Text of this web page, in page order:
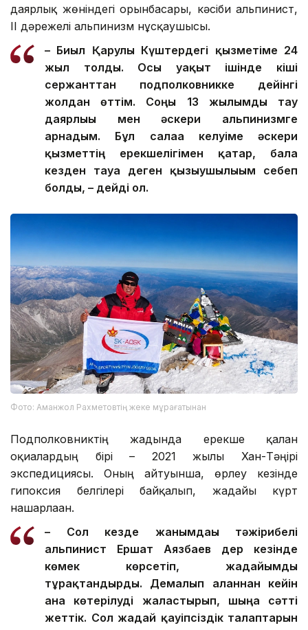
даярлық жөніндегі орынбасары, кәсіби альпинист,
ІІ дәрежелі альпинизм нұсқаушысы.
– Биыл Қарулы Күштердегі қызметіме 24
жыл толды. Осы уақыт ішінде кіші
сержанттан подполковникке дейінгі
жолдан өттім. Соңғы 13 жылымды тау
даярлығы мен әскери альпинизмге
арнадым. Бұл салаға келуіме әскери
қызметтің ерекшелігімен қатар, бала
кезден тауға деген қызығушылығым себеп
болды, – дейді ол.
Фото: Аманжол Рахметовтің жеке мұрағатынан
Подполковниктің жадында ерекше қалған
оқиғалардың бірі – 2021 жылғы Хан-Тәңірі
экспедициясы. Оның айтуынша, өрлеу кезінде
гипоксия белгілері байқалып, жағдайы күрт
нашарлаған.
– Сол кезде жанымдағы тәжірибелі
альпинист Ершат Аязбаев дер кезінде
көмек көрсетіп, жағдайымды
тұрақтандырды. Демалып алғаннан кейін
ғана көтерілуді жалғастырып, шыңға сәтті
жеттік. Сол жағдай қауіпсіздік талаптарын